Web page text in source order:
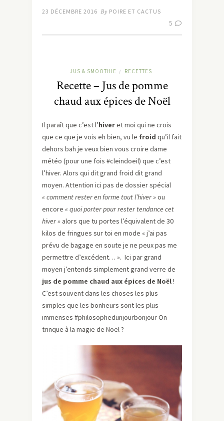
23 DÉCEMBRE 2016 By POIRE ET CACTUS
5
JUS & SMOOTHIE / RECETTES
Recette – Jus de pomme
chaud aux épices de Noël
Il paraît que c’est l’hiveret moi qui ne crois
que ce que je vois eh bien, vu le froid qu’il fait
dehors bah je veux bien vous croire dame
météo (pour une fois #cleindoeil) que c’est
l’hiver. Alors qui dit grand froid dit grand
moyen. Attention ici pas de dossier spécial
« comment rester en forme tout l’hiver »ou
encore « quoi porter pour rester tendance cet
hiver » alors que tu portes l’équivalent de 30
kilos de fringues sur toi en mode « j’ai pas
prévu de bagage en soute je ne peux pas me
permettre d’excédent… ». Ici par grand
moyen j’entends simplement grand verre de
jus de pomme chaud aux épices de Noël!
C’est souvent dans les choses les plus
simples que les bonheurs sont les plus
immenses #philosophedunjourbonjour On
trinque à la magie de Noël ?